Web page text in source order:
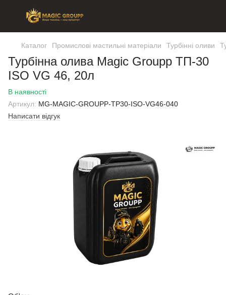
Каталог Промислові мастильні матеріали Турбінні оливи
Турбінна олива Magic Groupp ТП-30
ISO VG 46, 20л
В наявності
Артикул: MG-MAGIC-GROUPP-TP30-ISO-VG46-040
Написати відгук